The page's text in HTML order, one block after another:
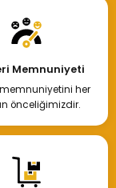
Memnuniyeti
her
önceliğimizdir.